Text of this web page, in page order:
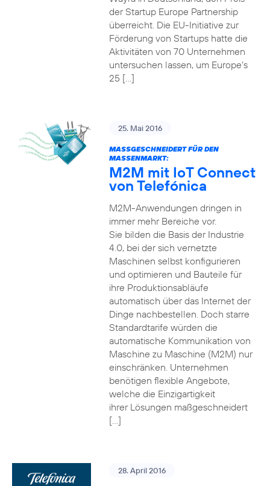
der Startup Europe Partnership
überreicht. Die EU-Initiative zur
Förderung von Startups hatte die
Aktivitäten von 70 Unternehmen
untersuchen lassen, um Europe’s
25 […]
25. Mai 2016
MASSGESCHNEIDERT FÜR DEN M
ASSENMARKT:
M2M mit IoT Connect
von Telefónica
M2M-Anwendungen dringen in
immer mehr Bereiche vor.
Sie bilden die Basis der Industrie
4.0, bei der sich vernetzte
Maschinen selbst konfigurieren
und optimieren und Bauteile für
ihre Produktionsabläufe
automatisch über das Internet der
Dinge nachbestellen. Doch starre
Standardtarife würden die
automatische Kommunikation von
Maschine zu Maschine (M2M) nur
einschränken. Unternehmen
benötigen flexible Angebote,
welche die Einzigartigkeit
ihrer Lösungen maßgeschneidert
[…]
28. April 2016